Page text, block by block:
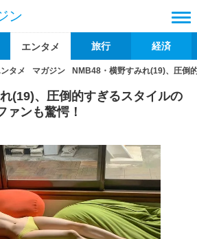
ン
エンタメ 旅行 経済
タメ マガジン NMB48・横野すみれ(19)、圧倒
(19)、圧倒的すぎるスタイルの
ァンも驚愕！